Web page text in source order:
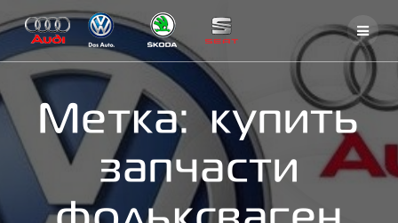
content
Метка:купить
запчасти